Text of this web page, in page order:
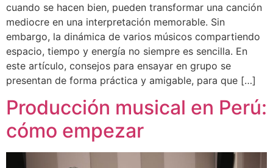
cuando se hacen bien, pueden transformar una canción
mediocre en una interpretación memorable. Sin
embargo, la dinámica de varios músicos compartiendo
espacio, tiempo y energía no siempre es sencilla. En
este artículo, consejos para ensayar en grupo se
presentan de forma práctica y amigable, para que […]
Producción musical en Perú:
cómo empezar